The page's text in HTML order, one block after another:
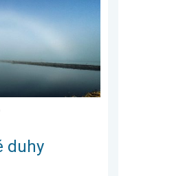
duhy